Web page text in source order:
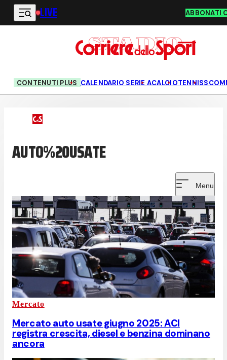
Vai al contenuto principale
LIVE ABBONATI
CONTENUTI PLUS CALENDARIO SERIE ACALCIOTENNIS
AUTO%20USATE
Menu
Mercato
Mercato auto usate giugno 2025: ACI
registra crescita, diesel e benzina dominano
ancora